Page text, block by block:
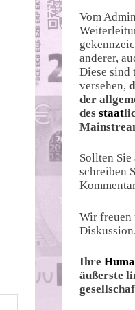
Vom
anderer,
Diese sind
versehen,
der
des staat
Sollten
schreiben
Wir freuen
Diskussion.
Ihre
äußerste